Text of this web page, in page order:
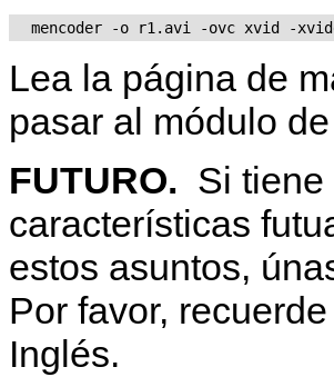
Lea la página de
pasar al módulo
FUTURO. Si
características
estos asuntos,
Por favor,
Inglés.